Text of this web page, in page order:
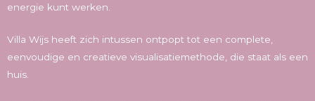
energie kunt werken.
Villa Wijs heeft zich intussen ontpopt tot een complete,
eenvoudige en creatieve visualisatiemethode, die staat als een
huis.